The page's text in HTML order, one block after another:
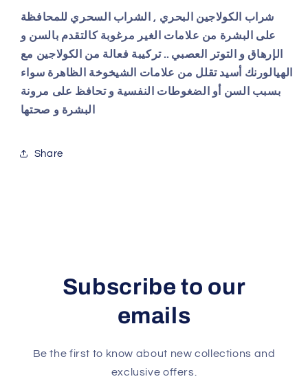
شراب الكولاجين البحري , الشراب السحري للمحافظة
على البشرة من علامات الغير مرغوبة كالتقدم بالسن و
الإرهاق و التوتر العصبي .. تركيبة فعالة من الكولاجين مع
الهيالورنك أسيد تقلل من علامات الشيخوخة الظاهرة سواء
بسبب السن أو الضغوطات النفسية و تحافظ على مرونة
البشرة و صحتها
Share
Subscribe to our
emails
Be the first to know about new collections and
exclusive offers.